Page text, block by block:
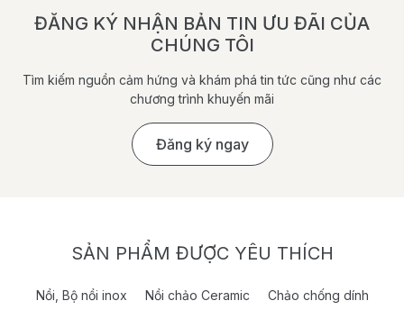
ĐĂNG KÝ NHẬN BẢN TIN ƯU ĐÃI CỦA
CHÚNG TÔI
Tìm kiếm nguồn cảm hứng và khám phá tin tức cũng như các
chương trình khuyến mãi
Đăng ký ngay
SẢN PHẨM ĐƯỢC YÊU THÍCH
Nồi, Bộ nồi inox Nồi chảo Ceramic
Chảo chống dính